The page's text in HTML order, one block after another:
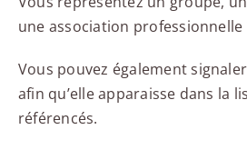
une association professionnelle
Vous pouvez également
afin qu’elle apparaisse dans la
référencés.